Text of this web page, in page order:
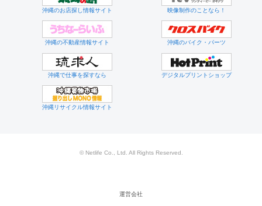
沖縄のお店探し情報サイト 映像制作のことなら！
沖縄の不動産情報サイト 沖縄のバイク・パーツ
沖縄で仕事を探すなら デジタルプリントショップ
沖縄リサイクル情報サイト
© Netlife Co., Ltd. All Rights Reserved.
運営会社